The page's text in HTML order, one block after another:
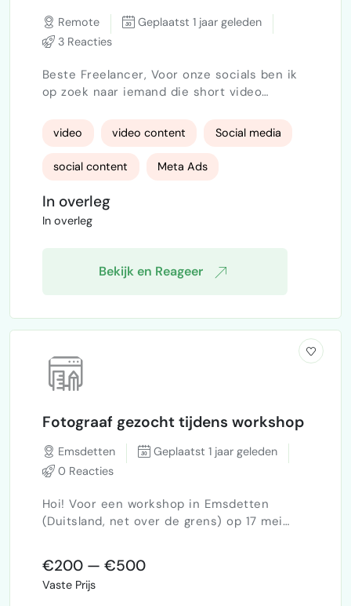
Remote
Geplaatst 1 jaar geleden
3 Reacties
Beste Freelancer, Voor onze socials ben ik
op zoek naar iemand die short video
Meta en TikTok (Staand). Ik ontvang graag
prijzen per uur of per filmpje. Ik ben op
drone kan filmen, stop-motion, timelapse of
POV video's kan maken. Het gaat om een
doorlopende opdracht.…
video video content Social media
social content Meta Ads
Facebook Marketing
In overleg
In overleg
Bekijk en Reageer
Fotograaf gezocht tijdens workshop
Emsdetten
Geplaatst 1 jaar geleden
0 Reacties
Hoi! Voor een workshop in Emsdetten
(Duitsland, net over de grens) op 17 mei
foto's en eventueel video's zou willen maken
tijdens de workshop (±1.5 uur). Onze
huidige fotograaf is helaas niet beschikbaar,
€200 — €500
Vaste Prijs